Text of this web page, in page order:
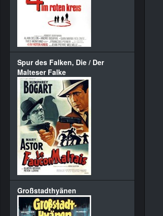
Spur des Falken, Die / Der
Malteser Falke
Großstadthyänen